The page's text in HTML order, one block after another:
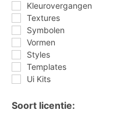
Kleurovergangen
Textures
Symbolen
Vormen
Styles
Templates
Ui Kits
Soort licentie: